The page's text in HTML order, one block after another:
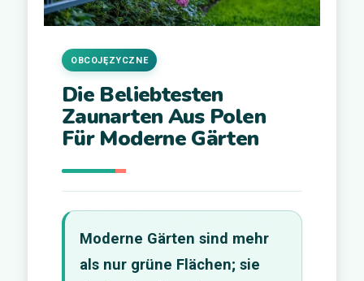
Die Beliebtesten
Zaunarten Aus Polen
Für Moderne Gärten
OBCOJĘZYCZNE
Moderne Gärten sind mehr
als nur grüne Flächen; sie